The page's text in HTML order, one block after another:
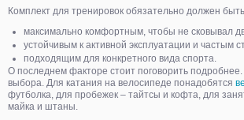
Комплект для тренировок обязательно должен
максимально комфортным, чтобы не сковывал
устойчивым к активной эксплуатации и частым
подходящим для конкретного вида спорта.
О последнем факторе стоит поговорить
выбора. Для катания на велосипеде понадобятся
футболка, для пробежек – тайтсы и кофта, для
майка и штаны.